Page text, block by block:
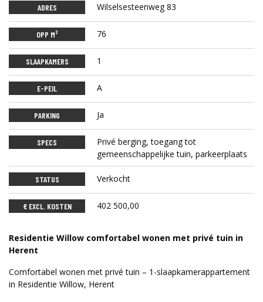
ADRES Wilselsesteenweg 83
OPP M² 76
SLAAPKAMERS 1
E-PEIL A
PARKING Ja
SPECS
Privé berging, toegang tot
gemeenschappelijke tuin, parkeerplaats
STATUS Verkocht
€ EXCL. KOSTEN 402 500,00
Residentie Willow comfortabel wonen met privé tuin in
Herent
Comfortabel wonen met privé tuin – 1-slaapkamerappartement
in Residentie Willow, Herent